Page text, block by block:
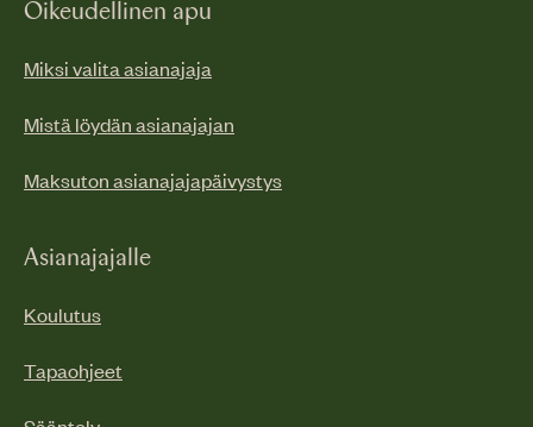
Oikeudellinen apu
Miksi valita asianajaja
Mistä löydän asianajajan
Maksuton asianajajapäivystys
Asianajajalle
Koulutus
Tapaohjeet